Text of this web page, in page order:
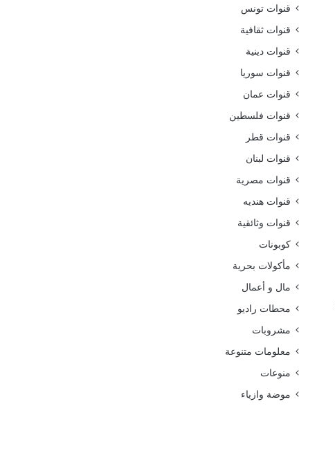
قنوات تونس
قنوات ثقافية
قنوات دينية
قنوات سوريا
قنوات عمان
قنوات فلسطين
قنوات قطر
قنوات لبنان
قنوات مصرية
قنوات هنديه
قنوات وثائقية
كوبونات
مأكولات بحرية
مال و أعمال
محطات راديو
مشروبات
معلومات متنوعة
منوعات
موضة وازياء